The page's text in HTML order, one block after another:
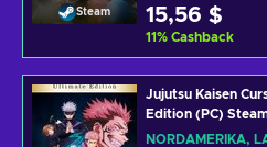
Steam 15,56 $
11% Cashback
Jujutsu Kaisen
Edition (PC)
AMERICA
NORDAMERIKA,